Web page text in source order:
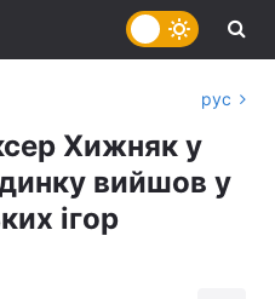
рус
Хижняк у
вийшов у
ігор